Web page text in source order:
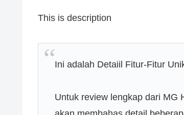
This is description
Ini adalah Detaiil Fitur-Fitur
Untuk review lengkap dari MG